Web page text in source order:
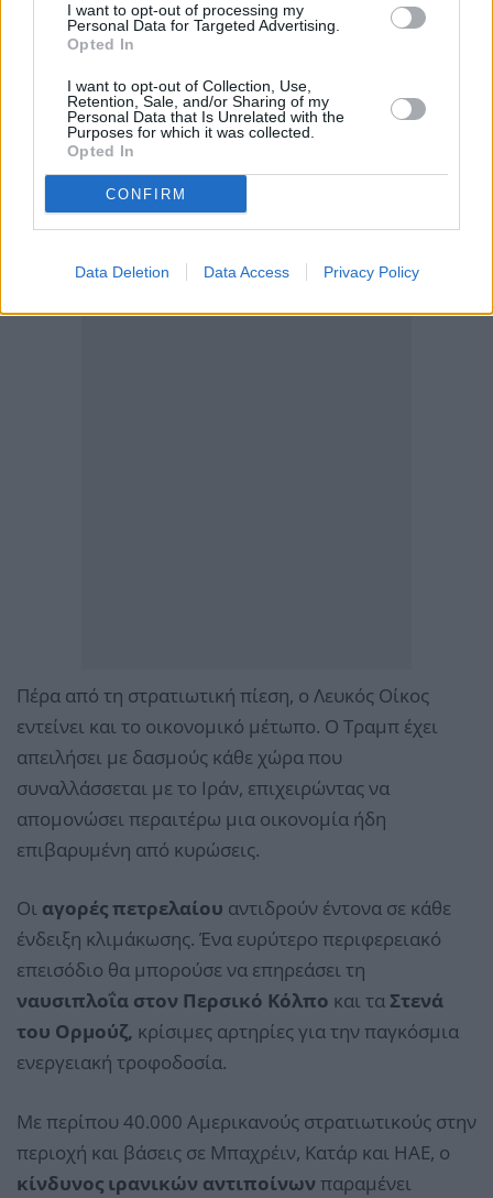
I want to opt-out of processing my
Personal Data for Targeted Advertising.
Opted In
I want to opt-out of Collection, Use,
Retention, Sale, and/or Sharing of my
Personal Data that Is Unrelated with the
Purposes for which it was collected.
Opted In
CONFIRM
Data Deletion Data Access Privacy Policy
Πέρα από τη στρατιωτική πίεση, ο Λευκός Οίκος
εντείνει και το οικονομικό μέτωπο. Ο Τραμπ έχει
απειλήσει με δασμούς κάθε χώρα που
συναλλάσσεται με το Ιράν, επιχειρώντας να
απομονώσει περαιτέρω μια οικονομία ήδη
επιβαρυμένη από κυρώσεις.
Οι αγορές πετρελαίου αντιδρούν έντονα σε κάθε
ένδειξη κλιμάκωσης. Ένα ευρύτερο περιφερειακό
επεισόδιο θα μπορούσε να επηρεάσει τη
ναυσιπλοΐα στον Περσικό Κόλπο και τα Στενά
του Ορμούζ, κρίσιμες αρτηρίες για την παγκόσμια
ενεργειακή τροφοδοσία.
Με περίπου 40.000 Αμερικανούς στρατιωτικούς στην
περιοχή και βάσεις σε Μπαχρέιν, Κατάρ και ΗΑΕ, ο
κίνδυνος ιρανικών αντιποίνων παραμένει